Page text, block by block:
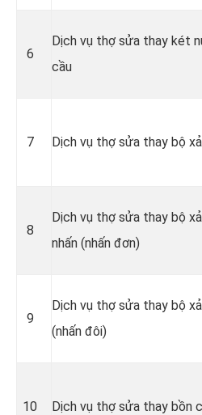
6
Dịch vụ thợ sửa thay két
cầu
7 Dịch vụ thợ sửa thay bộ
8
Dịch vụ thợ sửa thay bộ
nhấn (nhấn đơn)
9
Dịch vụ thợ sửa thay bộ
(nhấn đôi)
10 Dịch vụ thợ sửa thay bồn